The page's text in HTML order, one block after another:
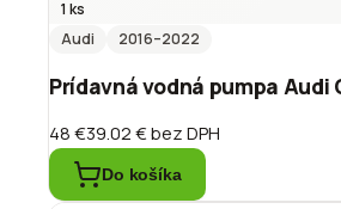
1 ks
Audi
2016–2022
Prídavná vodná pumpa Audi
48 €39.02 €bez DPH
Do košíka